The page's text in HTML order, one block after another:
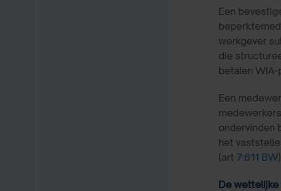
Een
werkgever
die
betalen WIA-
Een
ondervinden
het
(art 7:611 BW
De wettelijke